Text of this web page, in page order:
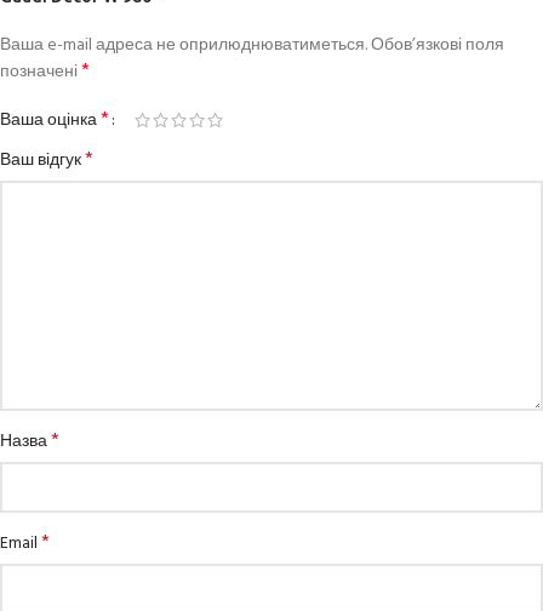
Ваша e-mail адреса не оприлюднюватиметься.Обов’язкові поля
позначені*
Ваша оцінка*
Ваш відгук*
Назва*
Email*